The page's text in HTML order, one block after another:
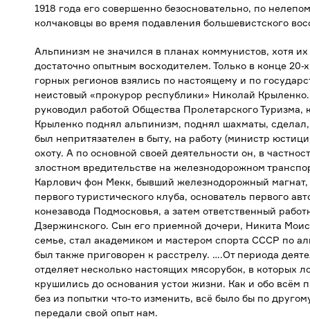
1918 года его совершенно безосновательно, по
колчаковцы во время подавления большевистского
Альпинизм не значился в планах коммунистов, хотя
достаточно опытным восходителем. Только в конце 20-
горных регионов взялись по настоящему и по
неистовый «прокурор республики» Николай
руководил работой Общества Пролетарского
Крыленко поднял альпинизм, поднял шахматы,
был непритязателен в быту, на работу (министр
охоту. А по основной своей деятельности он, в
злостном вредительстве на железнодорожном
Карлович фон Мекк, бывший железнодорожный
первого туристического клуба, основатель первого
конезавода Подмосковья, а затем ответственный
Дзержинского. Сын его приемной дочери, Никита
семье, стал академиком и мастером спорта СССР по
был также приговорен к расстрелу. ….От периода
отделяет несколько настоящих мясорубок, в которых
крушились до основания устои жизни. Как и обо всём
без из попытки что-то изменить, всё было бы по
передали свой опыт нам.